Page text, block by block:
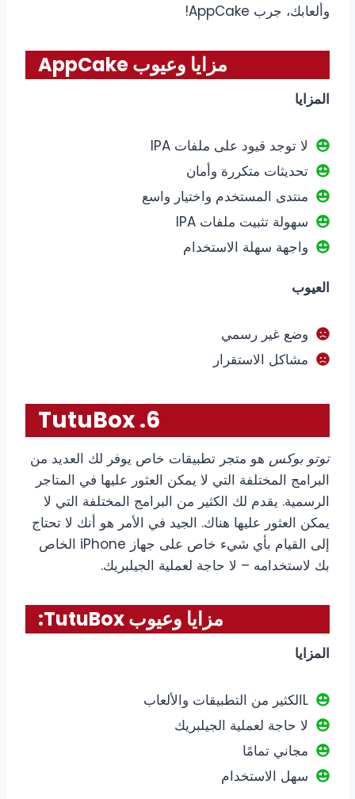
وألعابك، جرب AppCake!
مزايا وعيوب AppCake
المزايا
لا توجد قيود على ملفات IPA
تحديثات متكررة وأمان
منتدى المستخدم واختيار واسع
سهولة تثبيت ملفات IPA
واجهة سهلة الاستخدام
العيوب
وضع غير رسمي
مشاكل الاستقرار
6. TutuBox
توتو بوكس هو متجر تطبيقات خاص يوفر لك العديد من
البرامج المختلفة التي لا يمكن العثور عليها في المتاجر
الرسمية. يقدم لك الكثير من البرامج المختلفة التي لا
يمكن العثور عليها هناك. الجيد في الأمر هو أنك لا تحتاج
إلى القيام بأي شيء خاص على جهاز iPhone الخاص
بك لاستخدامه – لا حاجة لعملية الجيلبريك.
مزايا وعيوب TutuBox:
المزايا
Lالكثير من التطبيقات والألعاب
لا حاجة لعملية الجيلبريك
مجاني تمامًا
سهل الاستخدام